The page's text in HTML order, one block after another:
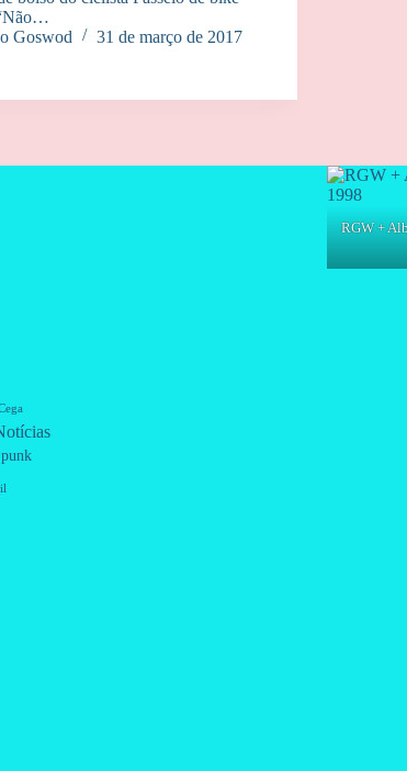
Goswod
31 de março de 2017
punk
RGW +